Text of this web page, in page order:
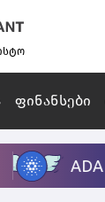
ფინანსები